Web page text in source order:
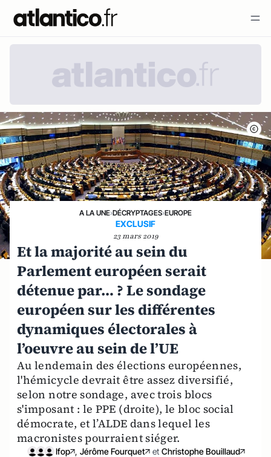
A LA UNE›DÉCRYPTAGES›EUROPE
EXCLUSIF
23 mars 2019
Et la majorité au sein du
Parlement européen serait
détenue par… ? Le sondage
européen sur les différentes
dynamiques électorales à
l’oeuvre au sein de l’UE
Au lendemain des élections européennes,
l'hémicycle devrait être assez diversifié,
selon notre sondage, avec trois blocs
s'imposant : le PPE (droite), le bloc social
démocrate, et l’ALDE dans lequel les
macronistes pourraient siéger.
Ifop , Jérôme Fourquet et Christophe Bouillaud